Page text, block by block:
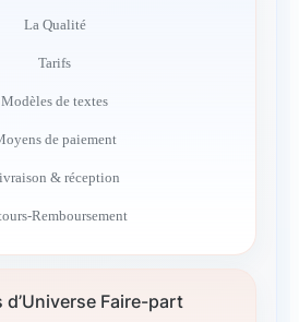
La Qualité
Tarifs
Modèles de textes
de paiement
& réception
Remboursement
d’Universe Faire-part